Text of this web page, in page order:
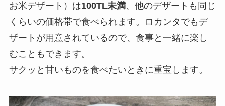
お米デザート）は100TL未満、他のデザートも同じ
くらいの価格帯で食べられます。ロカンタでもデ
ザートが用意されているので、食事と一緒に楽し
むこともできます。
サクッと甘いものを食べたいときに重宝します。